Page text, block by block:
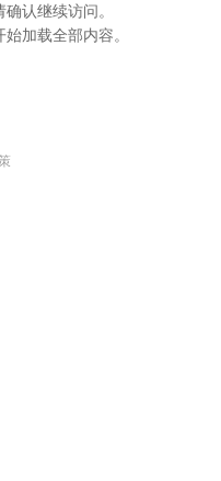
认继续访问。
加载全部内容。